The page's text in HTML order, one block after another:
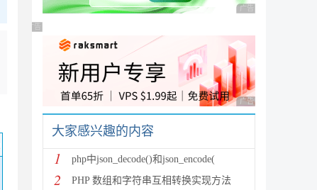
广告 商业广告，理性
广告 商业广告，理性选择
广告 商业广告，理性
大家感兴趣的内容
1 php中json_decode()和json_encode(
2 PHP 数组和字符串互相转换实现方法